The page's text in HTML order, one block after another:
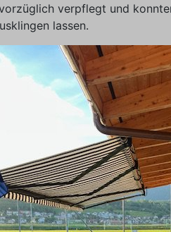
verpflegt und
lassen.